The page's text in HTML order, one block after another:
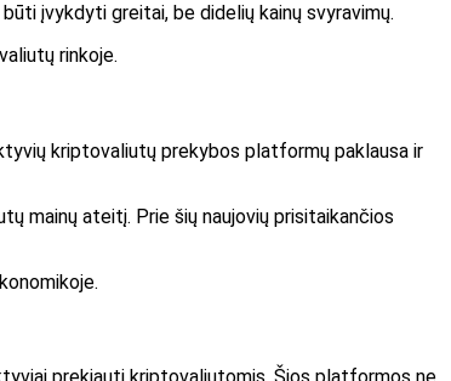
įvykdyti greitai, be didelių kainų svyravimų.
rinkoje.
kriptovaliutų prekybos platformų paklausa ir
mainų ateitį. Prie šių naujovių prisitaikančios